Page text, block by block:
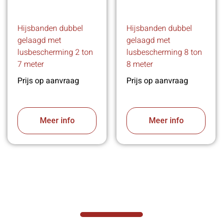
Hijsbanden dubbel
gelaagd met
lusbescherming 2 ton
7 meter
Prijs op aanvraag
Meer info
Hijsbanden dubbel
gelaagd met
lusbescherming 8 ton
8 meter
Prijs op aanvraag
Meer info